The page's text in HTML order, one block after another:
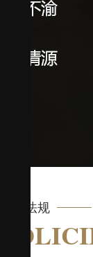
政策法规